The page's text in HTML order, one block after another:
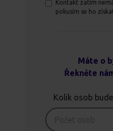
Kontakt zatím
pokusím se ho
Máte o
Řekněte
Kolik osob